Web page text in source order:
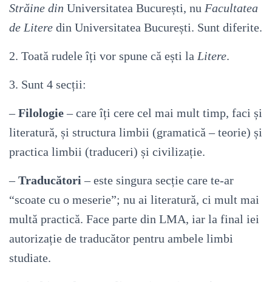
Străine din Universitatea București, nu Facultatea
de Litere din Universitatea București. Sunt diferite.
2. Toată rudele îți vor spune că ești la Litere.
3. Sunt 4 secții:
–Filologie– care îți cere cel mai mult timp, faci și
literatură, și structura limbii (gramatică – teorie) și
practica limbii (traduceri) și civilizație.
–Traducători – este singura secție care te-ar
“scoate cu o meserie”; nu ai literatură, ci mult mai
multă practică. Face parte din LMA, iar la final iei
autorizație de traducător pentru ambele limbi
studiate.